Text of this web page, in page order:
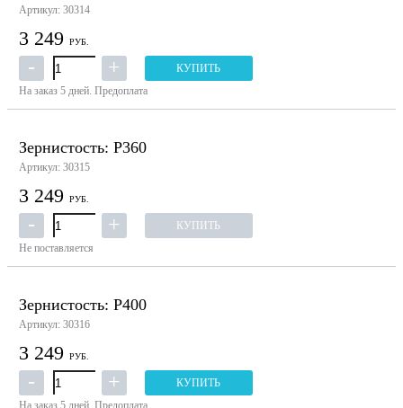
Артикул: 30314
3 249 РУБ.
КУПИТЬ
На заказ 5 дней. Предоплата
Зернистость: P360
Артикул: 30315
3 249 РУБ.
КУПИТЬ
Не поставляется
Зернистость: P400
Артикул: 30316
3 249 РУБ.
КУПИТЬ
На заказ 5 дней. Предоплата